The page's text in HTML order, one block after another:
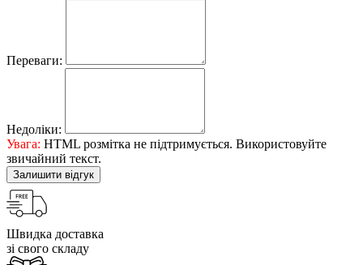
Переваги:
Недоліки:
Увага: HTML розмітка не підтримується. Використовуйте
звичайний текст.
Залишити відгук
Швидка доставка
зі свого складу